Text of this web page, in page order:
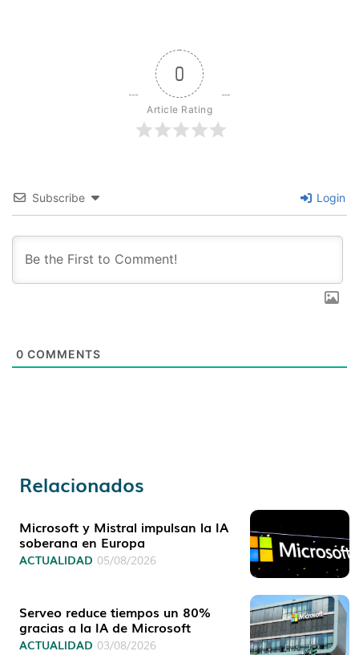
0
Article Rating
Subscribe Login
0 COMMENTS
Relacionados
Microsoft y Mistral impulsan la IA
soberana en Europa
ACTUALIDAD 05/08/2026
Serveo reduce tiempos un 80%
gracias a la IA de Microsoft
ACTUALIDAD 03/08/2026